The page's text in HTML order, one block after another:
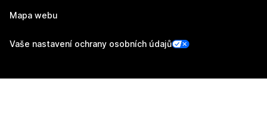
Mapa webu
Vaše nastavení ochrany osobních údajů